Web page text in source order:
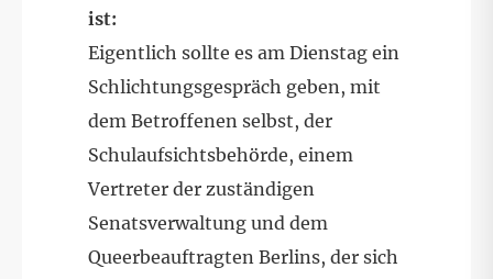
ist:
Eigentlich sollte es am Dienstag ein
Schlichtungsgespräch geben, mit
dem Betroffenen selbst, der
Schulaufsichtsbehörde, einem
Vertreter der zuständigen
Senatsverwaltung und dem
Queerbeauftragten Berlins, der sich